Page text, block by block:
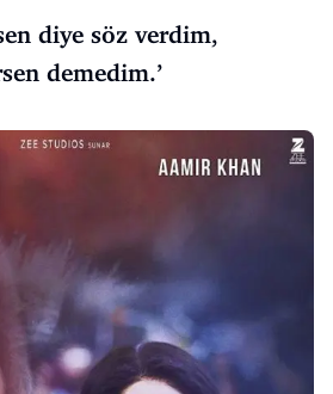
diye söz verdim,
demedim.’